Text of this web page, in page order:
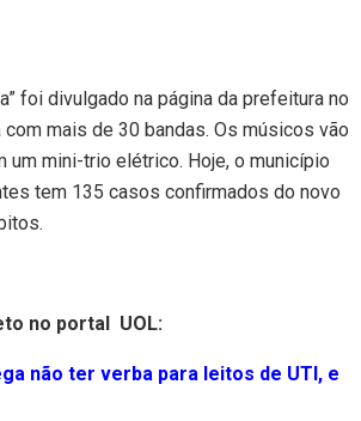
foi divulgado na página da prefeitura no
com mais de 30 bandas. Os músicos vão
um mini-trio elétrico. Hoje, o município
tem 135 casos confirmados do novo
no portal UOL:
não ter verba para leitos de UTI, e